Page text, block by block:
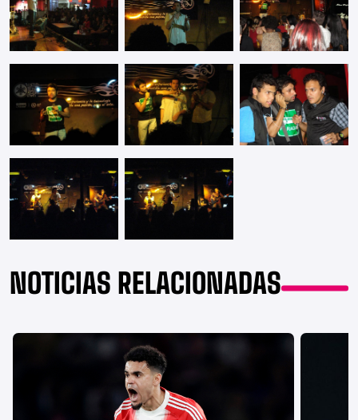
NOTICIAS RELACIONADAS